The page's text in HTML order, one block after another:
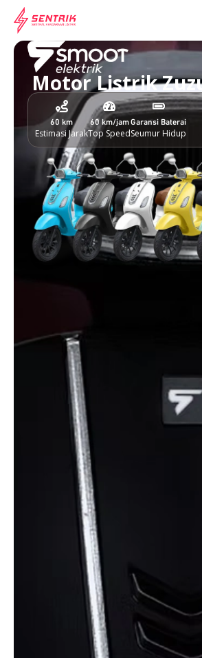
Motor Listrik
60 km
Estimasi Jarak
60 km/jam
Top Speed
Garansi Baterai
Seumur Hidup